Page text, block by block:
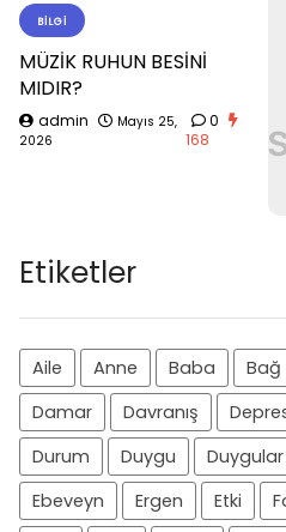
BILGI
MÜZİK RUHUN BESİNİ
MIDIR?
admin
Mayıs 25,
2026
0
168
Etiketler
Aile Anne Baba Bağ
Damar
Davranış
Durum
Duygu Duygular
Ebeveyn
Ergen Etki